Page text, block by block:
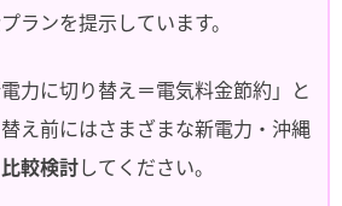
ランを提示しています。
に切り替え＝電気料金節約」と
え前にはさまざまな新電力・沖縄
較検討してください。